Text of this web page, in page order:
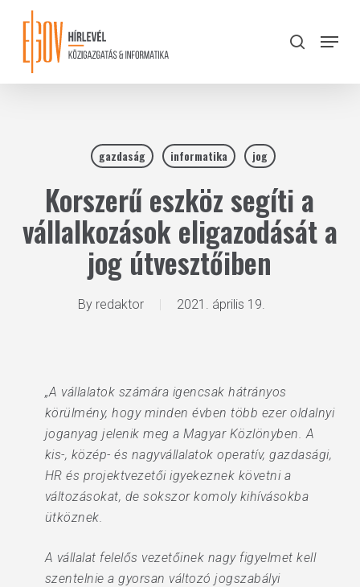
content
search
Menu
gazdaság informatika jog
Korszerű eszköz segíti a
vállalkozások eligazodását a
jog útvesztőiben
By redaktor 2021. április 19.
„A vállalatok számára igencsak hátrányos
körülmény, hogy minden évben több ezer oldalnyi
joganyag jelenik meg a Magyar Közlönyben. A
kis-, közép- és nagyvállalatok operatív, gazdasági,
HR és projektvezetői igyekeznek követni a
változásokat, de sokszor komoly kihívásokba
ütköznek.
A vállalat felelős vezetőinek nagy figyelmet kell
szentelnie a gyorsan változó jogszabályi
Close